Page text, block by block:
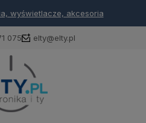
wyświetlacze, akcesoria
075 elty@elty.pl